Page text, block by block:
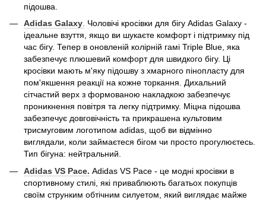
підошва.
Adidas Galaxy. Чоловічі кросівки для бігу Adidas Galaxy -
ідеальне взуття, якщо ви шукаєте комфорт і підтримку під
час бігу. Тепер в оновленій колірній гамі Triple Blue, яка
забезпечує плюшевий комфорт для швидкого бігу. Ці
кросівки мають м'яку підошву з хмарного пінопласту для
пом'якшення реакції на кожне торкання. Дихальний
сітчастий верх з формованою накладкою забезпечує
проникнення повітря та легку підтримку. Міцна підошва
забезпечує довговічність та прикрашена культовим
трисмуговим логотипом adidas, щоб ви відмінно
виглядали, коли займаєтеся бігом чи просто прогулюєтесь.
Тип бігуна: нейтральний.
Adidas VS Pace. Adidas VS Pace - це модні кросівки в
спортивному стилі, які приваблюють багатьох покупців
своїм струнким обтічним силуетом, який виглядає майже